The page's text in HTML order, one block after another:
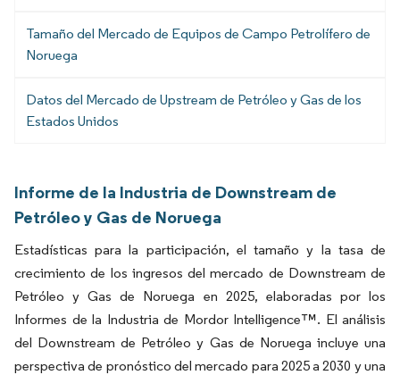
Tamaño del Mercado de Equipos de Campo Petrolífero de
Noruega
Datos del Mercado de Upstream de Petróleo y Gas de los
Estados Unidos
Informe de la Industria de Downstream de
Petróleo y Gas de Noruega
Estadísticas para la participación, el tamaño y la tasa de
crecimiento de los ingresos del mercado de Downstream de
Petróleo y Gas de Noruega en 2025, elaboradas por los
Informes de la Industria de Mordor Intelligence™. El análisis
del Downstream de Petróleo y Gas de Noruega incluye una
perspectiva de pronóstico del mercado para 2025 a 2030 y una